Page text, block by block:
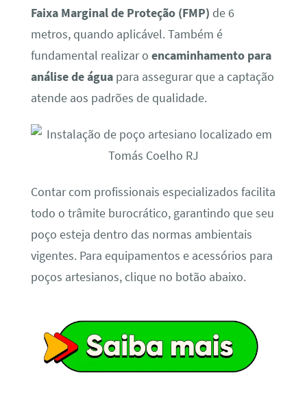
Faixa Marginal de Proteção (FMP) de 6
metros, quando aplicável. Também é
fundamental realizar o encaminhamento para
análise de águapara assegurar que a captação
atende aos padrões de qualidade.
Contar com profissionais especializados facilita
todo o trâmite burocrático, garantindo que seu
poço esteja dentro das normas ambientais
vigentes. Para equipamentos e acessórios para
poços artesianos, clique no botão abaixo.